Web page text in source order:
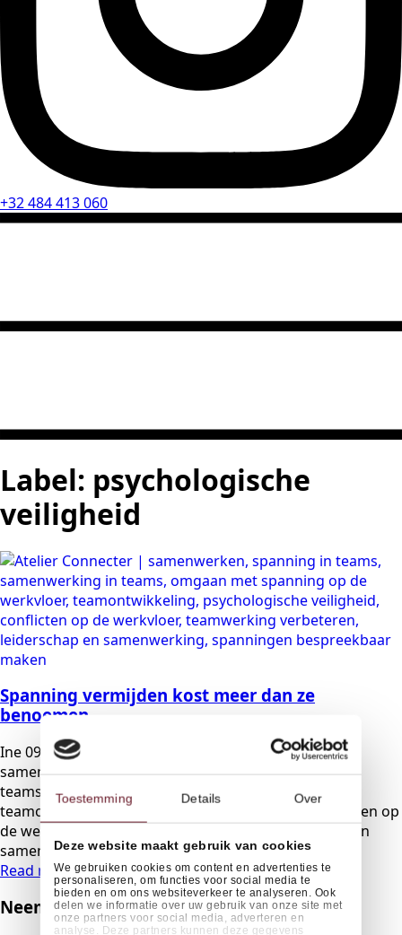
Toestemming Details Over
Deze website maakt gebruik van cookies
We gebruiken cookies om content en advertenties te
personaliseren, om functies voor social media te
bieden en om ons websiteverkeer te analyseren. Ook
delen we informatie over uw gebruik van onze site met
onze partners voor social media, adverteren en
analyse. Deze partners kunnen deze gegevens
+32 484 413 060
Label: psychologische
veiligheid
Spanning vermijden kost meer dan ze
benoemen
Ine09/02/2026
samenwerken, spanning in teams, samenwerking in
teams, omgaan met spanning op de werkvloer,
teamontwikkeling, psychologische veiligheid, conflicten op
de werkvloer, teamwerking verbeteren, leiderschap en
samenwerking, spanningen bespreekbaar maken
Read more
Neem discreet contact op.